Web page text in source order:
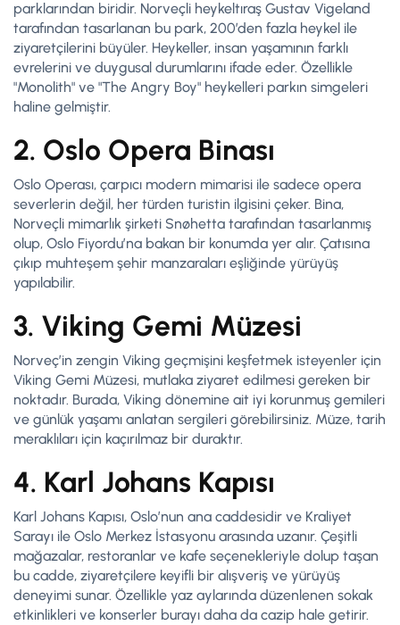
parklarından biridir. Norveçli heykeltıraş Gustav Vigeland
tarafından tasarlanan bu park, 200’den fazla heykel ile
ziyaretçilerini büyüler. Heykeller, insan yaşamının farklı
evrelerini ve duygusal durumlarını ifade eder. Özellikle
"Monolith" ve "The Angry Boy" heykelleri parkın simgeleri
haline gelmiştir.
2. Oslo Opera Binası
Oslo Operası, çarpıcı modern mimarisi ile sadece opera
severlerin değil, her türden turistin ilgisini çeker. Bina,
Norveçli mimarlık şirketi Snøhetta tarafından tasarlanmış
olup, Oslo Fiyordu’na bakan bir konumda yer alır. Çatısına
çıkıp muhteşem şehir manzaraları eşliğinde yürüyüş
yapılabilir.
3. Viking Gemi Müzesi
Norveç’in zengin Viking geçmişini keşfetmek isteyenler için
Viking Gemi Müzesi, mutlaka ziyaret edilmesi gereken bir
noktadır. Burada, Viking dönemine ait iyi korunmuş gemileri
ve günlük yaşamı anlatan sergileri görebilirsiniz. Müze, tarih
meraklıları için kaçırılmaz bir duraktır.
4. Karl Johans Kapısı
Karl Johans Kapısı, Oslo’nun ana caddesidir ve Kraliyet
Sarayı ile Oslo Merkez İstasyonu arasında uzanır. Çeşitli
mağazalar, restoranlar ve kafe seçenekleriyle dolup taşan
bu cadde, ziyaretçilere keyifli bir alışveriş ve yürüyüş
deneyimi sunar. Özellikle yaz aylarında düzenlenen sokak
etkinlikleri ve konserler burayı daha da cazip hale getirir.